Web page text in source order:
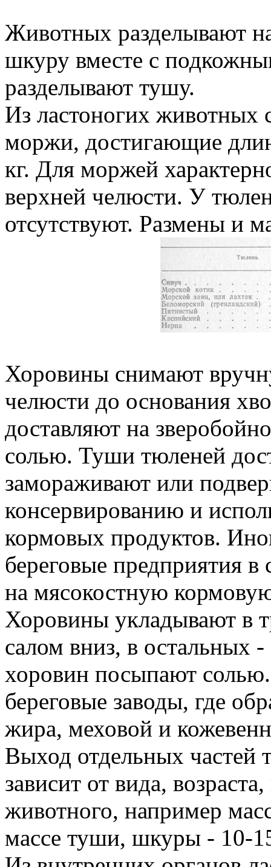
Животных разделывают
шкуру вместе с
разделывают тушу.
Из ластоногих
моржи, достигающие
кг. Для моржей
верхней челюсти. У
отсутствуют. Размены и
Хоровины снимают
челюсти до основания
доставляют на
солью. Туши тюленей
замораживают или
консервированию и
кормовых продуктов.
береговые предприятия
на мясокостную
Хоровины укладывают в
салом вниз, в остальных
хоровин посыпают
береговые заводы, где
жира, меховой и
Выход отдельных частей
зависит от вида,
животного, например
массе туши, шкуры - 10-